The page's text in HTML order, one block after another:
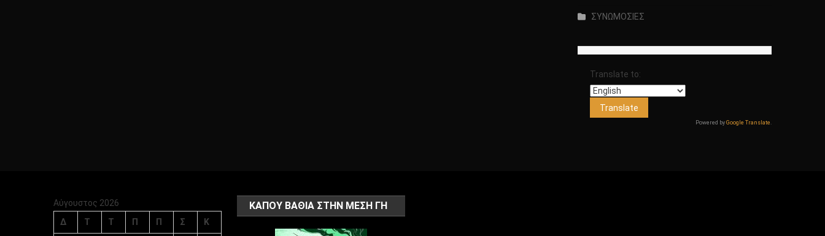
ΣΥΝΩΜΟΣΙΕΣ
Translate to:
Powered by Google Translate .
Αύγουστος 2026
Δ
Τ Τ Π Π Σ Κ
ΚΑΠΟΥ ΒΑΘΙΑ ΣΤΗΝ ΜΕΣΗ ΓΗ